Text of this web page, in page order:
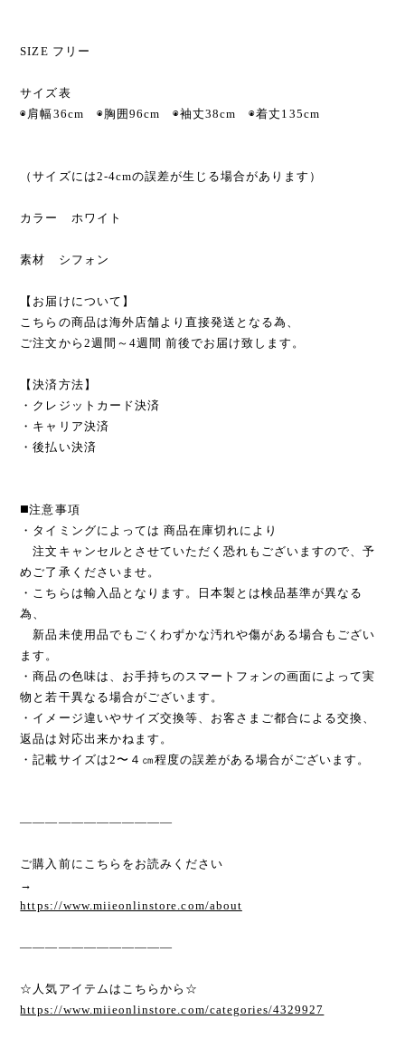
SIZE フリー
サイズ表
◉肩幅36cm ◉胸囲96cm ◉袖丈38cm ◉着丈135cm
（サイズには2-4cmの誤差が生じる場合があります）
カラー ホワイト
素材 シフォン
【お届けについて】
こちらの商品は海外店舗より直接発送となる為、
ご注文から2週間～4週間 前後でお届け致します。
【決済方法】
・クレジットカード決済
・キャリア決済
・後払い決済
◼️注意事項
・タイミングによっては 商品在庫切れにより
注文キャンセルとさせていただく恐れもございますので、予
めご了承くださいませ。
・こちらは輸入品となります。日本製とは検品基準が異なる
為、
新品未使用品でもごくわずかな汚れや傷がある場合もござい
ます。
・商品の色味は、お手持ちのスマートフォンの画面によって実
物と若干異なる場合がございます。
・イメージ違いやサイズ交換等、お客さまご都合による交換、
返品は対応出来かねます。
・記載サイズは2〜４㎝程度の誤差がある場合がございます。
————————————
ご購入前にこちらをお読みください
→
https://www.miieonlinstore.com/about
————————————
☆人気アイテムはこちらから☆
https://www.miieonlinstore.com/categories/4329927